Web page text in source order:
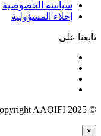
سياسة الخصوصية
إخلاء المسؤولية
تابعنا على
© Copyright AAOIFI 2025
×